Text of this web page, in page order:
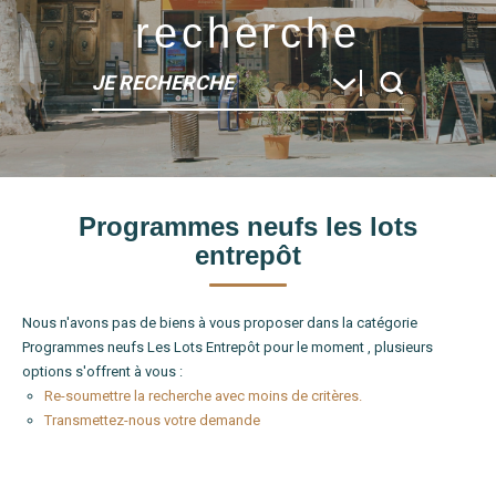
recherche
JE RECHERCHE
Type de bien
Localité
Programmes neufs les lots
entrepôt
Nous n'avons pas de biens à vous proposer dans la catégorie
Programmes neufs Les Lots Entrepôt pour le moment , plusieurs
options s'offrent à vous :
Re-soumettre la recherche avec moins de critères.
Transmettez-nous votre demande